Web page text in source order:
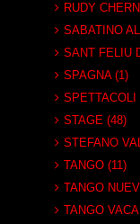
RUDY
SABATINO
SANT FELIU
SPAGNA (1)
SPETTACOLI
STAGE (48)
STEFANO
TANGO (11)
TANGO
TANGO